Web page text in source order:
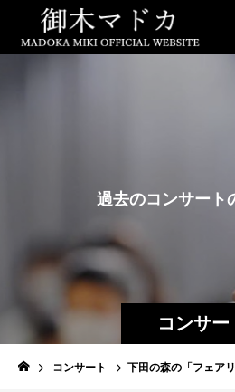
コンサー
過去のコ ンサー ト
コンサート 下田の森の「フェア